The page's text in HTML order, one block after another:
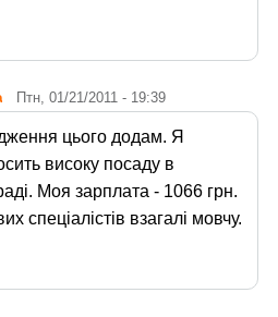
Птн, 01/21/2011 - 19:39
цього додам. Я
високу посаду в
Моя зарплата - 1066 грн.
спецiалiстiв взагалi мовчу.